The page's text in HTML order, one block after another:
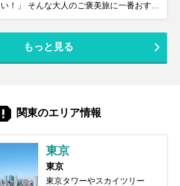
い！」 そんな大人のご褒美旅に一番おすす
アートやエンターテインメント、そして江
戸の風情を感じる下町まで、多彩な魅力が
ットから、一度は訪れたい定番名所まで、
東京の魅力を存分に味わえる観光地を厳選
けてみてください。
もっと見る
関東のエリア情報
東京
東京
東京タワーやスカイツリー